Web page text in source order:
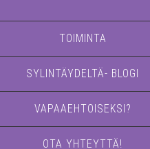
TOIMINTA
SYLINTÄYDELTÄ- BLOGI
VAPAAEHTOISEKSI?
OTA YHTEYTTÄ!